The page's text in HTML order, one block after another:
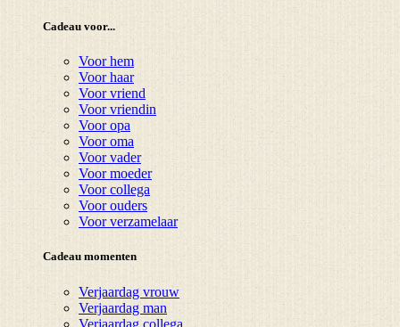
Cadeau voor...
Voor hem
Voor haar
Voor vriend
Voor vriendin
Voor opa
Voor oma
Voor vader
Voor moeder
Voor collega
Voor ouders
Voor verzamelaar
Cadeau momenten
Verjaardag vrouw
Verjaardag man
Verjaardag collega